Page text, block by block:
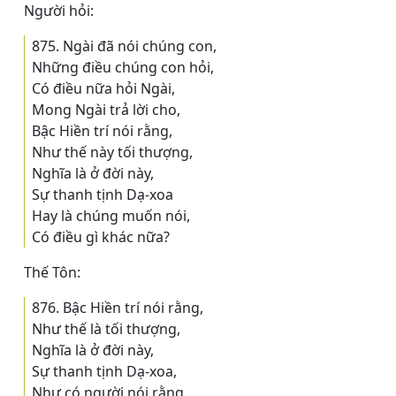
Người hỏi:
875. Ngài đã nói chúng con,
Những điều chúng con hỏi,
Có điều nữa hỏi Ngài,
Mong Ngài trả lời cho,
Bậc Hiền trí nói rằng,
Như thế này tối thượng,
Nghĩa là ở đời này,
Sự thanh tịnh Dạ-xoa
Hay là chúng muốn nói,
Có điều gì khác nữa?
Thế Tôn:
876. Bậc Hiền trí nói rằng,
Như thế là tối thượng,
Nghĩa là ở đời này,
Sự thanh tịnh Dạ-xoa,